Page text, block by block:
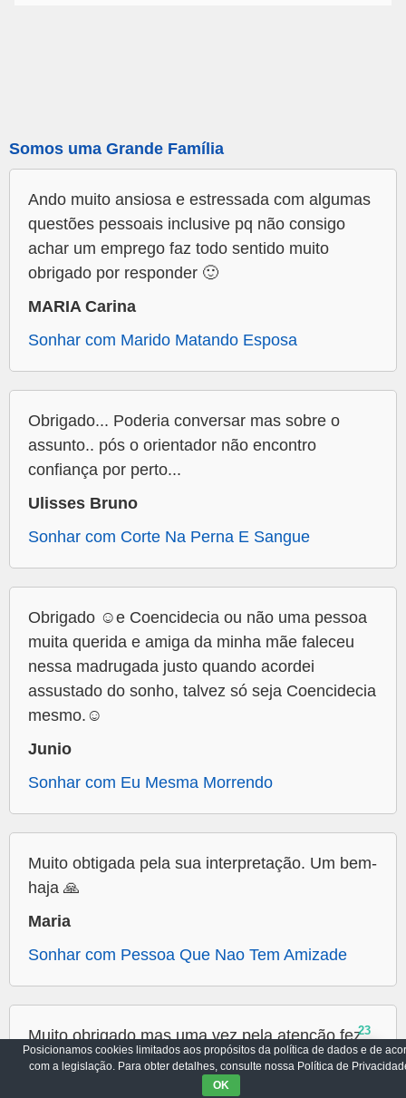
Somos uma Grande Família
Ando muito ansiosa e estressada com algumas
questões pessoais inclusive pq não consigo
achar um emprego faz todo sentido muito
obrigado por responder 🙂
MARIA Carina
Sonhar com Marido Matando Esposa
Obrigado... Poderia conversar mas sobre o
assunto.. pós o orientador não encontro
confiança por perto...
Ulisses Bruno
Sonhar com Corte Na Perna E Sangue
Obrigado ☺️e Coencidecia ou não uma pessoa
muita querida e amiga da minha mãe faleceu
nessa madrugada justo quando acordei
assustado do sonho, talvez só seja Coencidecia
mesmo.☺️
Junio
Sonhar com Eu Mesma Morrendo
Muito obtigada pela sua interpretação. Um bem-
haja 🙏
Maria
Sonhar com Pessoa Que Nao Tem Amizade
Muito obrigado mas uma vez pela atenção fez
sentido o que disse ..
Posicionamos cookies limitados aos propósitos da política de dados e de
com a legislação. Para obter detalhes, consulte nossa Política de
OK
23